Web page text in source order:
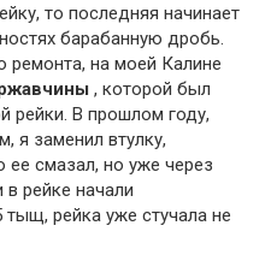
то последняя начинает
барабанную дробь.
на моей Калине
, которой был
рейки. В прошлом году,
я заменил втулку,
ее смазал, но уже через
в рейке начали
рейка уже стучала не